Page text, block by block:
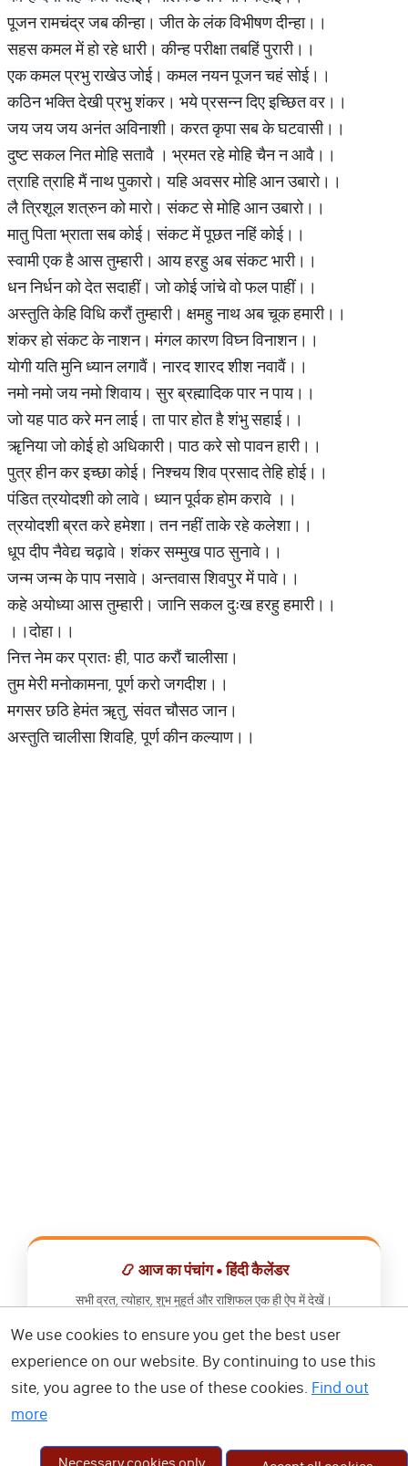
पूजन रामचंद्र जब कीन्हा। जीत के लंक विभीषण दीन्हा।।
सहस कमल में हो रहे धारी। कीन्ह परीक्षा तबहिं पुरारी।।
एक कमल प्रभु राखेउ जोई। कमल नयन पूजन चहं सोई।।
कठिन भक्ति देखी प्रभु शंकर। भये प्रसन्न दिए इच्छित वर।।
जय जय जय अनंत अविनाशी। करत कृपा सब के घटवासी।।
दुष्ट सकल नित मोहि सतावै । भ्रमत रहे मोहि चैन न आवै।।
त्राहि त्राहि मैं नाथ पुकारो। यहि अवसर मोहि आन उबारो।।
लै त्रिशूल शत्रुन को मारो। संकट से मोहि आन उबारो।।
मातु पिता भ्राता सब कोई। संकट में पूछत नहिं कोई।।
स्वामी एक है आस तुम्हारी। आय हरहु अब संकट भारी।।
धन निर्धन को देत सदाहीं। जो कोई जांचे वो फल पाहीं।।
अस्तुति केहि विधि करौं तुम्हारी। क्षमहु नाथ अब चूक हमारी।।
शंकर हो संकट के नाशन। मंगल कारण विघ्न विनाशन।।
योगी यति मुनि ध्यान लगावैं। नारद शारद शीश नवावैं।।
नमो नमो जय नमो शिवाय। सुर ब्रह्मादिक पार न पाय।।
जो यह पाठ करे मन लाई। ता पार होत है शंभु सहाई।।
ॠनिया जो कोई हो अधिकारी। पाठ करे सो पावन हारी।।
पुत्र हीन कर इच्छा कोई। निश्चय शिव प्रसाद तेहि होई।।
पंडित त्रयोदशी को लावे। ध्यान पूर्वक होम करावे ।।
त्रयोदशी ब्रत करे हमेशा। तन नहीं ताके रहे कलेशा।।
धूप दीप नैवेद्य चढ़ावे। शंकर सम्मुख पाठ सुनावे।।
जन्म जन्म के पाप नसावे। अन्तवास शिवपुर में पावे।।
कहे अयोध्या आस तुम्हारी। जानि सकल दुःख हरहु हमारी।।
।।दोहा।।
नित्त नेम कर प्रातः ही, पाठ करौं चालीसा।
तुम मेरी मनोकामना, पूर्ण करो जगदीश।।
मगसर छठि हेमंत ॠतु, संवत चौसठ जान।
अस्तुति चालीसा शिवहि, पूर्ण कीन कल्याण।।
📿 आज का पंचांग • हिंदी कैलेंडर
सभी व्रत, त्योहार, शुभ मुहूर्त और राशिफल एक ही ऐप में देखें।
📅 हिंदी कैलेंडर ऐप डाउनलोड करें
We use cookies to ensure you get the best user
experience on our website. By continuing to use this
site, you agree to the use of these cookies. Find out
more